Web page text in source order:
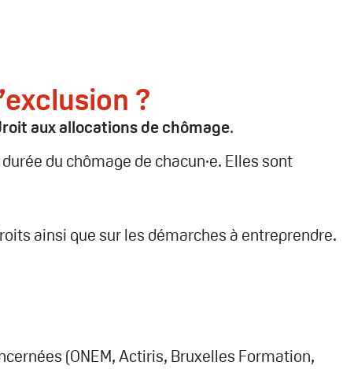
?
aux allocations de chômage.
du chômage de chacun·e. Elles sont
ainsi que sur les démarches à entreprendre.
(ONEM, Actiris, Bruxelles Formation,